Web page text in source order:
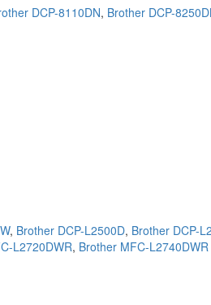
DCP-8110DN, Brother DCP-
, Brother DCP-L2500D, Brother DCP-
L2720DWR, Brother MFC-L2740DWR